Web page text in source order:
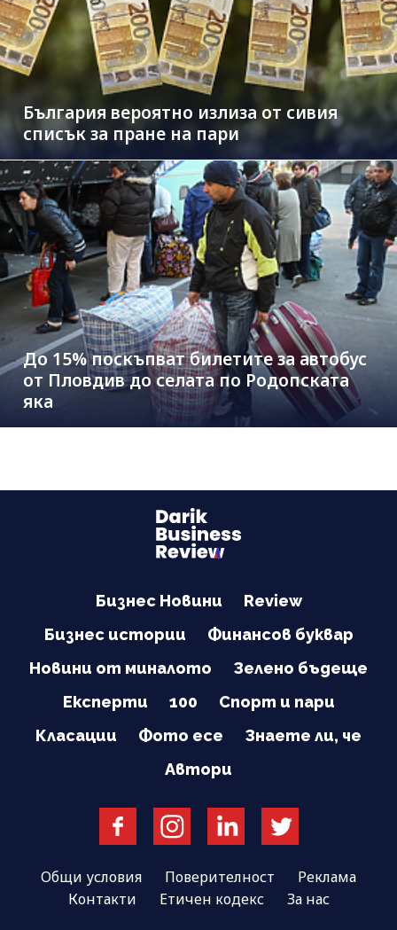
България вероятно излиза от сивия
списък за пране на пари
До 15% поскъпват билетите за автобус
от Пловдив до селата по Родопската
яка
Бизнес Новини
Review
Бизнес истории
Финансов буквар
Новини от миналото
Зелено бъдеще
Експерти
100
Спорт и пари
Класации
Фото есе
Знаете ли, че
Автори
Общи условия Поверителност
Реклама
Контакти
Етичен кодекс За нас